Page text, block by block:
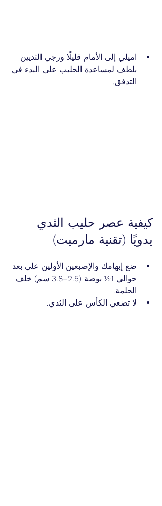
اميلي إلى الأمام قليلًا ورجي الثديين
بلطف لمساعدة الحليب على البدء في
التدفق.
كيفية عصر حليب الثدي
يدويًا (تقنية مارميت)
ضع إبهامك والإصبعين الأولين على بعد
حوالي 1½ بوصة (2.5–3.8 سم) خلف
الحلمة.
لا تضعي الكأس على الثدي.